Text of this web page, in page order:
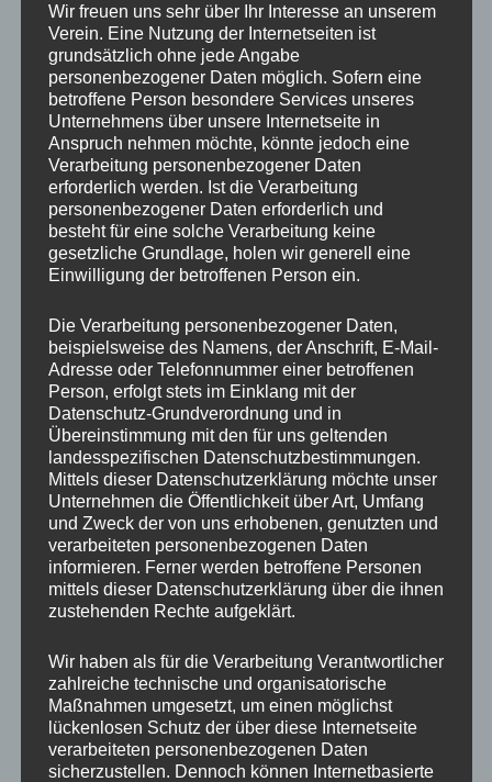
Veröffentlicht unterAllgemein
Adolf-Binder
Gedächtnisturnier 2025
Ergebnisse
Veröffentlicht am3. Oktober 2025vonGulde
Wir freuen uns sehr über Ihr Interesse an unserem
Verein. Eine Nutzung der Internetseiten ist
grundsätzlich ohne jede Angabe
personenbezogener Daten möglich. Sofern eine
betroffene Person besondere Services unseres
Unternehmens über unsere Internetseite in
Anspruch nehmen möchte, könnte jedoch eine
Verarbeitung personenbezogener Daten
erforderlich werden. Ist die Verarbeitung
personenbezogener Daten erforderlich und
besteht für eine solche Verarbeitung keine
gesetzliche Grundlage, holen wir generell eine
Einwilligung der betroffenen Person ein.
Die Verarbeitung personenbezogener Daten,
beispielsweise des Namens, der Anschrift, E-Mail-
Adresse oder Telefonnummer einer betroffenen
Person, erfolgt stets im Einklang mit der
Datenschutz-Grundverordnung und in
Übereinstimmung mit den für uns geltenden
landesspezifischen Datenschutzbestimmungen.
Mittels dieser Datenschutzerklärung möchte unser
Unternehmen die Öffentlichkeit über Art, Umfang
und Zweck der von uns erhobenen, genutzten und
verarbeiteten personenbezogenen Daten
informieren. Ferner werden betroffene Personen
mittels dieser Datenschutzerklärung über die ihnen
zustehenden Rechte aufgeklärt.
Wir haben als für die Verarbeitung Verantwortlicher
zahlreiche technische und organisatorische
Maßnahmen umgesetzt, um einen möglichst
lückenlosen Schutz der über diese Internetseite
verarbeiteten personenbezogenen Daten
sicherzustellen. Dennoch können Internetbasierte